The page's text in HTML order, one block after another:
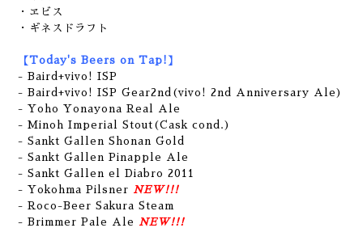
・ヱビス
・ギネスドラフト
【Today's Beers on Tap!】
- Baird+vivo! ISP
- Baird+vivo! ISP Gear2nd(vivo! 2nd Anniversary Ale)
- Yoho Yonayona Real Ale
- Minoh Imperial Stout(Cask cond.)
- Sankt Gallen Shonan Gold
- Sankt Gallen Pinapple Ale
- Sankt Gallen el Diabro 2011
- Yokohma Pilsner NEW!!!
- Roco-Beer Sakura Steam
- Brimmer Pale Ale NEW!!!